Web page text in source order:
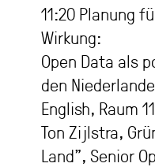
11:20 Planung
Wirkung:
Open Data als
den
English, Raum
Ton Zijlstra,
Land”, Senior